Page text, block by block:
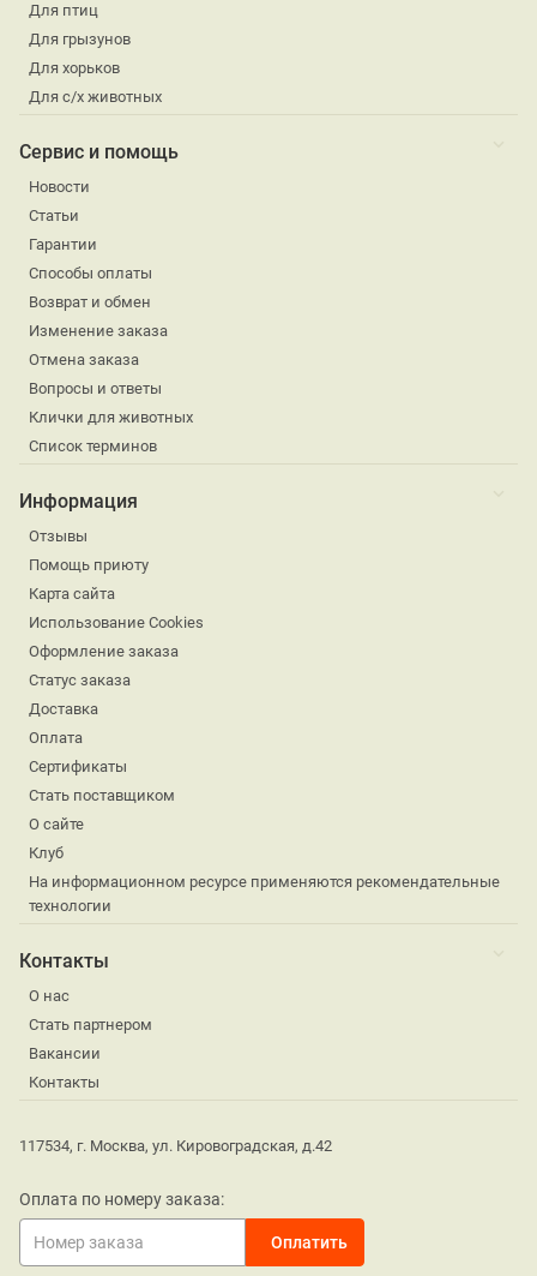
Для птиц
Для грызунов
Для хорьков
Для с/х животных
Сервис и помощь
Новости
Статьи
Гарантии
Способы оплаты
Возврат и обмен
Изменение заказа
Отмена заказа
Вопросы и ответы
Клички для животных
Список терминов
Информация
Отзывы
Помощь приюту
Карта сайта
Использование Cookies
Оформление заказа
Статус заказа
Доставка
Оплата
Сертификаты
Стать поставщиком
О сайте
Клуб
На информационном ресурсе применяются рекомендательные
технологии
Контакты
О нас
Стать партнером
Вакансии
Контакты
117534, г. Москва, ул. Кировоградская, д.42
Оплата по номеру заказа: